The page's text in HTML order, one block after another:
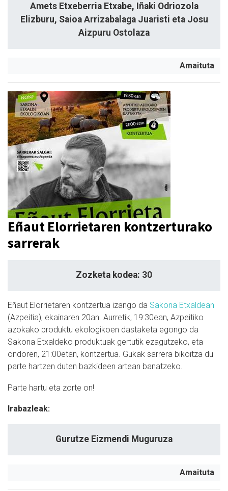
Amets Etxeberria Etxabe, Iñaki Odriozola
Elizburu, Saioa Arrizabalaga Juaristi eta Josu
Aizpuru Ostolaza
Amaituta
Eñaut Elorrietaren kontzerturako
sarrerak
Zozketa kodea: 30
Eñaut Elorrietaren kontzertua izango da Sakona Etxaldean
(Azpeitia), ekainaren 20an. Aurretik, 19:30ean, Azpeitiko
azokako produktu ekologikoen dastaketa egongo da
Sakona Etxaldeko produktuak gertutik ezagutzeko, eta
ondoren, 21:00etan, kontzertua. Gukak sarrera bikoitza du
parte hartzen duten bazkideen artean banatzeko.
Parte hartu eta zorte on!
Irabazleak:
Gurutze Eizmendi Muguruza
Amaituta